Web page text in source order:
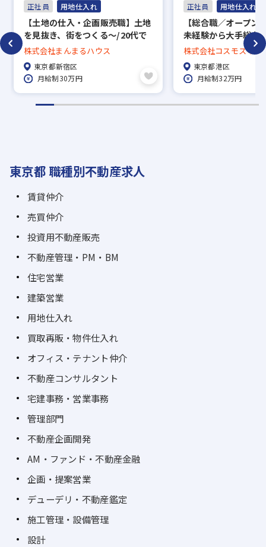
正社員 用地仕入れ
【⼟地の仕⼊・企画販売職】土地
を見抜き、街をつくる～/20代で
年収800万円以上目指せる環境！
株式会社まんまるハウス
東京都新宿区
月給制30万円
正社員 用地仕入れ
【総合職／オープン
未経験から大手総合
へ／大和ハウスG
株式会社コスモスイニ
東京都港区
月給制32万円
東京都 職種別不動産求人
賃貸仲介
売買仲介
投資用不動産販売
不動産管理・PM・BM
住宅営業
建築営業
用地仕入れ
買取再販・物件仕入れ
オフィス・テナント仲介
不動産コンサルタント
宅建事務・営業事務
管理部門
不動産企画開発
AM・ファンド・不動産金融
企画・提案営業
デューデリ・不動産鑑定
施工管理・設備管理
設計